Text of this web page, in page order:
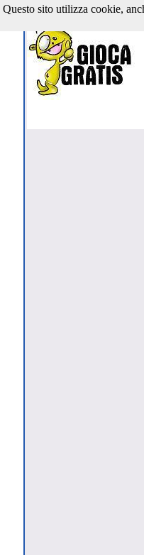
Questo sito utilizza cookie,